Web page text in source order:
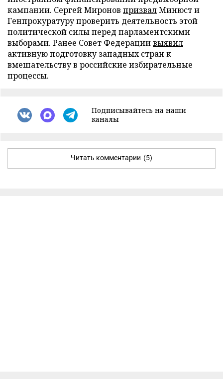
кампании. Сергей Миронов призвалМинюст и
Генпрокуратуру проверить деятельность этой
политической силы перед парламентскими
выборами. Ранее Совет Федерациивыявил
активную подготовку западных стран к
вмешательству в российские избирательные
процессы.
Подписывайтесь на наши
каналы
Читать комментарии (5)